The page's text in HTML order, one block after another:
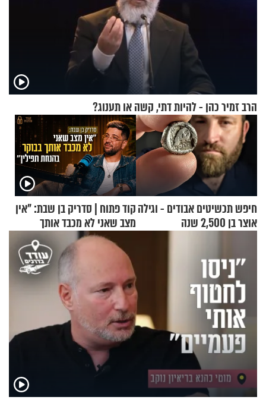
הרב זמיר כהן - להיות דתי, קשה או תענוג?
חיפש תכשיטים אבודים - וגילה
אוצר בן 2,500 שנה
קוד פתוח | סדריק בן שבת: "אין
מצב שאני לא מכבד אותך
בבוקר בהנחת תפילין"